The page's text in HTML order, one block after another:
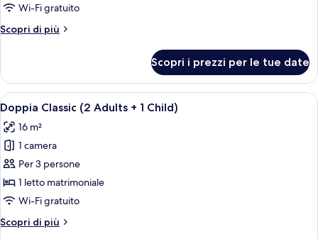
Camera
Classic
con
letti
singoli
Wi-Fi gratuito
Scopri di più
Altri
Classic
con
2
letti
singoli
Scopri i prezzi per le tue date
Apri
tutte
le
foto
per
Doppia
Classic
Adults
Una camera d'albergo con un letto
5
Doppia Classic (2 Adults + 1 Child)
16 m²
1 camera
Per 3 persone
1 letto matrimoniale
Wi-Fi gratuito
Scopri di più
Altri